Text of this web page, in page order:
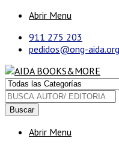
Abrir Menu
911 275 203
pedidos@ong-aida.org
Buscar
Abrir Menu